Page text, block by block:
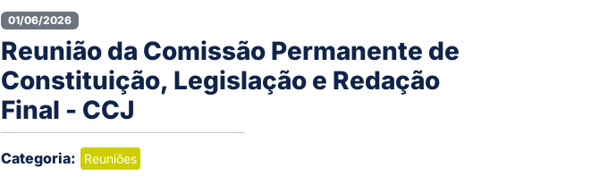
01/06/2026
Reunião da Comissão Permanente de
Constituição, Legislação e Redação
Final - CCJ
Categoria: Reuniões